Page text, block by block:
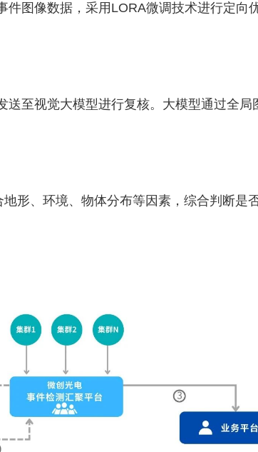
图像数据，采用LORA微调技术进行定向
至视觉大模型进行复核。大模型通过全
形、环境、物体分布等因素，综合判断是